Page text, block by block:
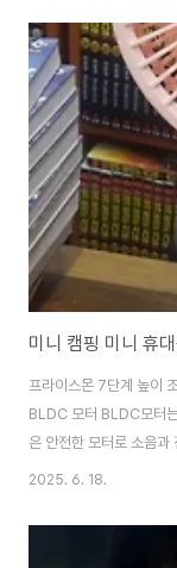
미니 캠핑 미니 휴
프라이스몬 7단계 높이
BLDC 모터 BLDC모터
은 안전한 모터로 소음과
고, 펴고, 늘리고 3단 변
선풍기#휴대용선품기 #
https://
2025. 6. 18.